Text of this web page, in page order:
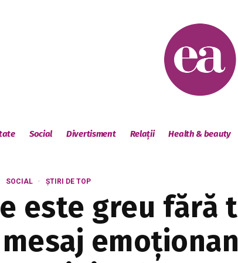
Social Divertisment Relații Health & beauty
SOCIAL ȘTIRI DE TOP
este greu fără